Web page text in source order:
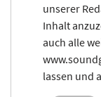
unserer
Inhalt
auch alle
lassen und